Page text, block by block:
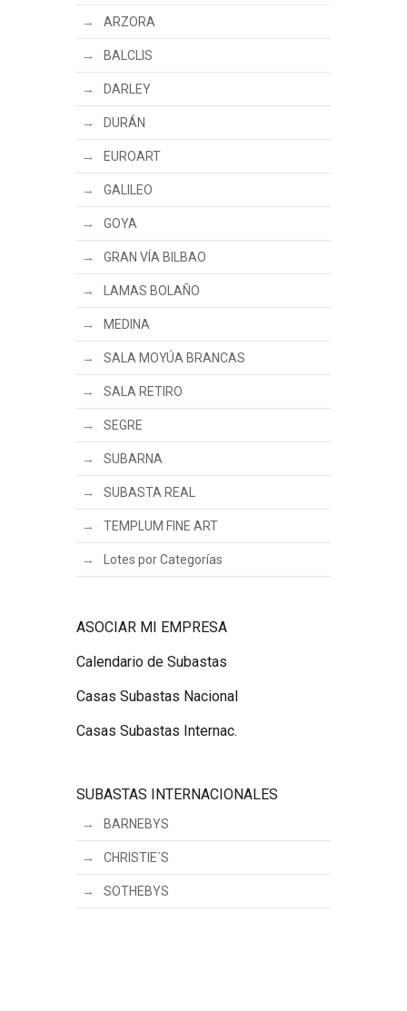
ARZORA
BALCLIS
DARLEY
DURÁN
EUROART
GALILEO
GOYA
GRAN VÍA BILBAO
LAMAS BOLAÑO
MEDINA
SALA MOYÚA BRANCAS
SALA RETIRO
SEGRE
SUBARNA
SUBASTA REAL
TEMPLUM FINE ART
Lotes por Categorías
ASOCIAR MI EMPRESA
Calendario de Subastas
Casas Subastas Nacional
Casas Subastas Internac.
SUBASTAS INTERNACIONALES
BARNEBYS
CHRISTIE´S
SOTHEBYS